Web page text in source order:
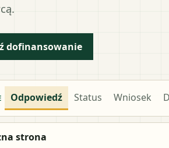
dofinansowanie
Odpowiedź Status Wniosek
strona